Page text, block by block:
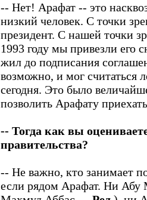
-- Нет! Арафат -- это
низкий человек. С точки
президент. С нашей точки
1993 году мы привезли его
жил до подписания
возможно, и мог
сегодня. Это было
позволить Арафату
-- Тогда как вы
правительства?
-- Не важно, кто занимает
если рядом Арафат. Ни